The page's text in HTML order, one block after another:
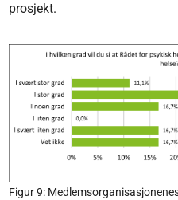
prosjekt.
Figur 9: